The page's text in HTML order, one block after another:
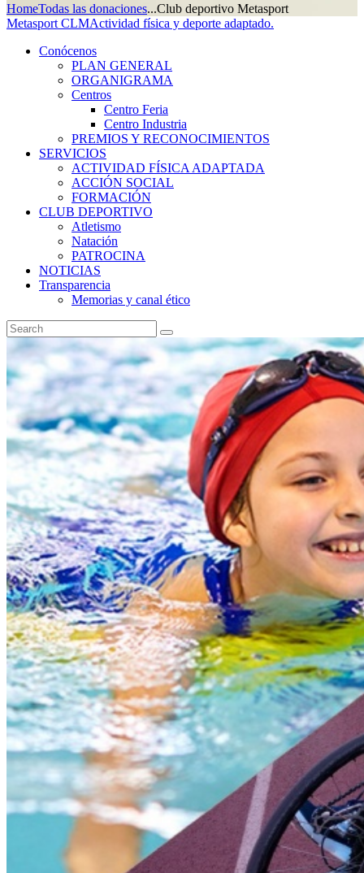
HomeTodas las donaciones...Club deportivo Metasport
Metasport CLMActividad física y deporte adaptado.
Conócenos
PLAN GENERAL
ORGANIGRAMA
Centros
Centro Feria
Centro Industria
PREMIOS Y RECONOCIMIENTOS
SERVICIOS
ACTIVIDAD FÍSICA ADAPTADA
ACCIÓN SOCIAL
FORMACIÓN
CLUB DEPORTIVO
Atletismo
Natación
PATROCINA
NOTICIAS
Transparencia
Memorias y canal ético